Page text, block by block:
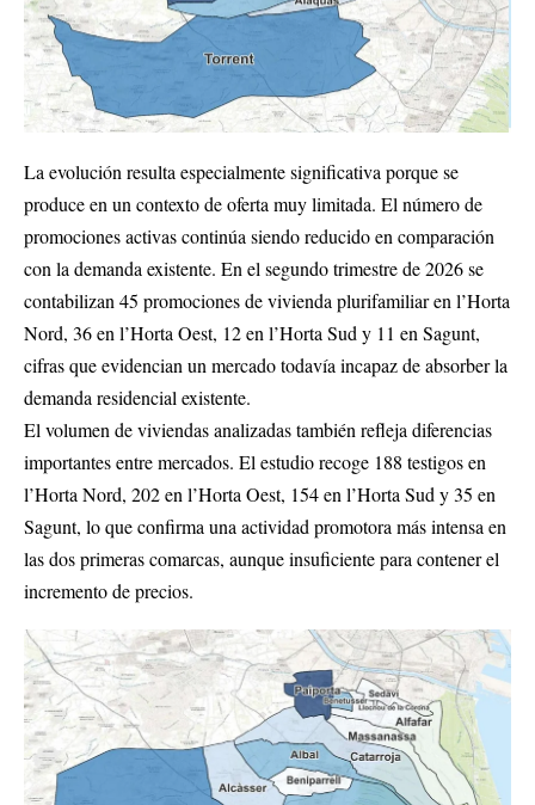
La evolución resulta especialmente significativa porque se
produce en un contexto de oferta muy limitada. El número de
promociones activas continúa siendo reducido en comparación
con la demanda existente. En el segundo trimestre de 2026 se
contabilizan 45 promociones de vivienda plurifamiliar en l’Horta
Nord, 36 en l’Horta Oest, 12 en l’Horta Sud y 11 en Sagunt,
cifras que evidencian un mercado todavía incapaz de absorber la
demanda residencial existente.
El volumen de viviendas analizadas también refleja diferencias
importantes entre mercados. El estudio recoge 188 testigos en
l’Horta Nord, 202 en l’Horta Oest, 154 en l’Horta Sud y 35 en
Sagunt, lo que confirma una actividad promotora más intensa en
las dos primeras comarcas, aunque insuficiente para contener el
incremento de precios.